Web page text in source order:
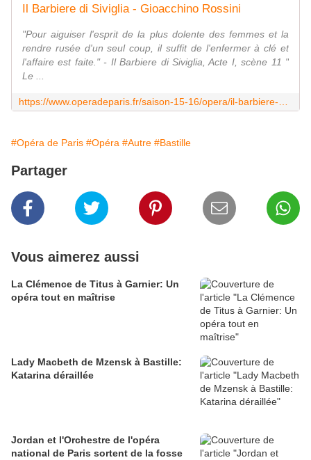
Il Barbiere di Siviglia - Gioacchino Rossini
"Pour aiguiser l'esprit de la plus dolente des femmes et la
rendre rusée d'un seul coup, il suffit de l'enfermer à clé et
l'affaire est faite." - Il Barbiere di Siviglia, Acte I, scène 11 "
Le ...
#Opéra de Paris #Opéra #Autre #Bastille
Partager
Vous aimerez aussi
La Clémence de Titus à Garnier: Un
opéra tout en maîtrise
Lady Macbeth de Mzensk à Bastille:
Katarina déraillée
Jordan et l'Orchestre de l'opéra
national de Paris sortent de la fosse